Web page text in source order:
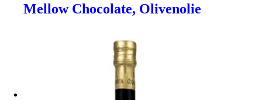
Mellow Chocolate, Olivenolie